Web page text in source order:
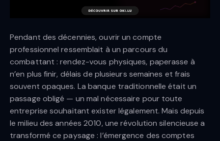
Pendant des décennies, ouvrir un compte
professionnel ressemblait à un parcours du
combattant : rendez-vous physiques, paperasse à
n’en plus finir, délais de plusieurs semaines et frais
souvent opaques. La banque traditionnelle était un
passage obligé — un mal nécessaire pour toute
entreprise souhaitant exister légalement. Mais depuis
le milieu des années 2010, une révolution silencieuse a
transformé ce paysage : l’émergence des comptes